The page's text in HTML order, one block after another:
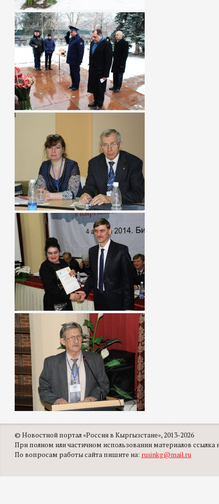
© Новостной портал «Россия в Кыргызстане», 2013-2026
При полном или частичном использовании материалов ссылка
По вопросам работы сайта пишите на: rusinkg@mail.ru